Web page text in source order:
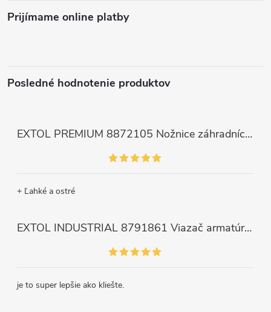
Prijímame online platby
Posledné hodnotenie produktov
EXTOL PREMIUM 8872105 Nožnice záhradnícke dlhé úzke, 200mm, max. prestrih Ø6mm
+ Ľahké a ostré
EXTOL INDUSTRIAL 8791861 Viazač armatúr aku Share20V, bez aku, drôt 0,8mm, oko 8-34mm, bezuhlíkový motor
je to super lepšie ako kliešte.